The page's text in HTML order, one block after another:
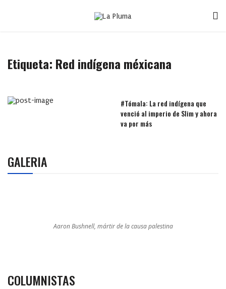
Etiqueta: Red indígena méxicana
#Tómala: La red indígena que
venció al imperio de Slim y ahora
va por más
GALERIA
Aaron Bushnell, mártir de la causa palestina
COLUMNISTAS